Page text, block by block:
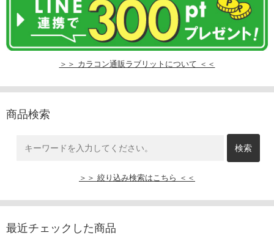
＞＞ カラコン通販ラブリットについて ＜＜
商品検索
＞＞ 絞り込み検索はこちら ＜＜
最近チェックした商品